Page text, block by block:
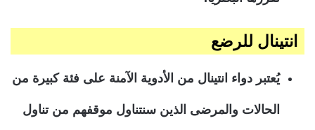
انتينال للرضع
يُعتبر دواء انتينال من الأدوية الآمنة على فئة كبيرة من
الحالات والمرضى الذين سنتناول موقفهم من تناول